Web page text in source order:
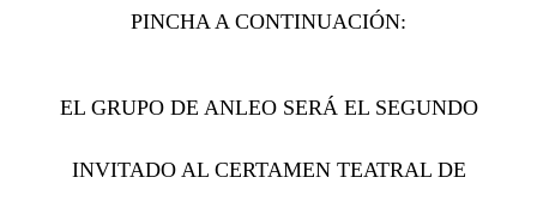
PINCHA A CONTINUACIÓN:
EL GRUPO DE ANLEO SERÁ EL SEGUNDO
INVITADO AL CERTAMEN TEATRAL DE